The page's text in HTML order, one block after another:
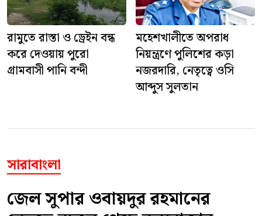
রামুতে রাস্তা ও ড্রেইন বন্ধ
করে দেওয়ায় পুরো
গ্রামবাসী পানি বন্দী
মহেশখালীতে অপরাধ
নিয়ন্ত্রণে পুলিশের কড়া
নজরদারি, নেতৃত্বে ওসি
আব্দুস সুলতান
সারাবাংলা
জেল সুপার ওবায়দুর রহমানের